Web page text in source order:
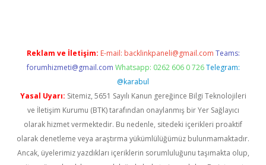
Reklam ve İletişim: E-mail: backlinkpaneli@gmail.com Teams:
forumhizmeti@gmail.com Whatsapp: 0262 606 0 726 Telegram:
@karabul
Yasal Uyarı: Sitemiz, 5651 Sayılı Kanun gereğince Bilgi Teknolojileri
ve İletişim Kurumu (BTK) tarafından onaylanmış bir Yer Sağlayıcı
olarak hizmet vermektedir. Bu nedenle, sitedeki içerikleri proaktif
olarak denetleme veya araştırma yükümlülüğümüz bulunmamaktadır.
Ancak, üyelerimiz yazdıkları içeriklerin sorumluluğunu taşımakta olup,